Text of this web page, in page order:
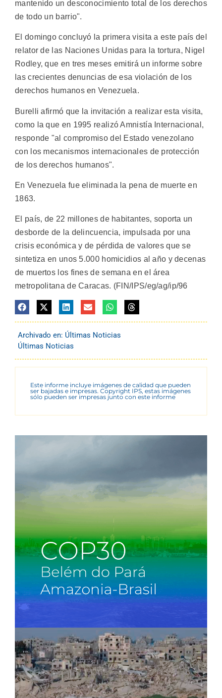
mantenido un desconocimiento total de los derechos
de todo un barrio".
El domingo concluyó la primera visita a este país del
relator de las Naciones Unidas para la tortura, Nigel
Rodley, que en tres meses emitirá un informe sobre
las crecientes denuncias de esa violación de los
derechos humanos en Venezuela.
Burelli afirmó que la invitación a realizar esta visita,
como la que en 1995 realizó Amnistía Internacional,
responde "al compromiso del Estado venezolano
con los mecanismos internacionales de protección
de los derechos humanos".
En Venezuela fue eliminada la pena de muerte en
1863.
El país, de 22 millones de habitantes, soporta un
desborde de la delincuencia, impulsada por una
crisis económica y de pérdida de valores que se
sintetiza en unos 5.000 homicidios al año y decenas
de muertos los fines de semana en el área
metropolitana de Caracas. (FIN/IPS/eg/ag/ip/96
Archivado en: Últimas Noticias
Últimas Noticias
Este informe incluye imágenes de calidad que pueden
ser bajadas e impresas. Copyright IPS, estas imágenes
sólo pueden ser impresas junto con este informe